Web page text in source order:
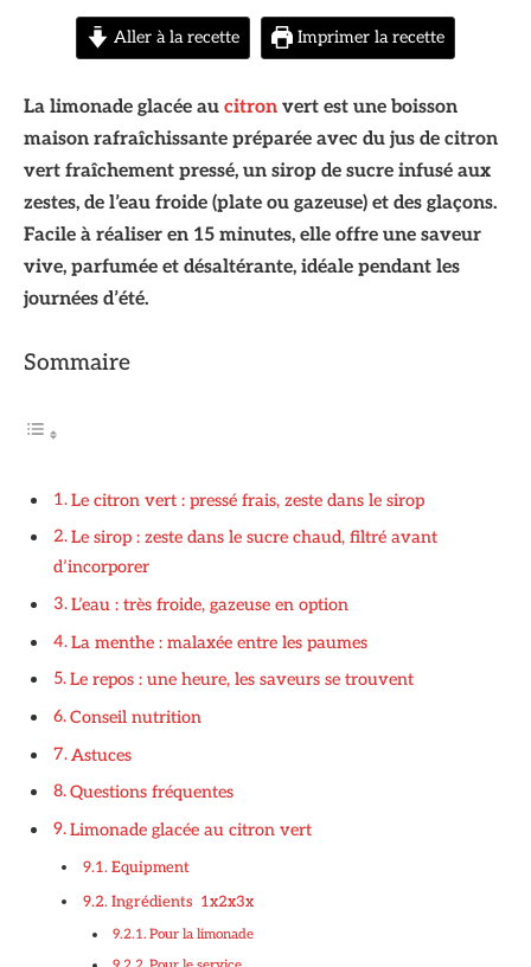
Aller à la recette Imprimer la recette
La limonade glacée au citron vert est une boisson
maison rafraîchissante préparée avec du jus de citron
vert fraîchement pressé, un sirop de sucre infusé aux
zestes, de l’eau froide (plate ou gazeuse) et des glaçons.
Facile à réaliser en 15 minutes, elle offre une saveur
vive, parfumée et désaltérante, idéale pendant les
journées d’été.
Sommaire
Le citron vert : pressé frais, zeste dans le sirop
Le sirop : zeste dans le sucre chaud, filtré avant
d’incorporer
L’eau : très froide, gazeuse en option
La menthe : malaxée entre les paumes
Le repos : une heure, les saveurs se trouvent
Conseil nutrition
Astuces
Questions fréquentes
Limonade glacée au citron vert
Equipment
Ingrédients 1x2x3x
Pour la limonade